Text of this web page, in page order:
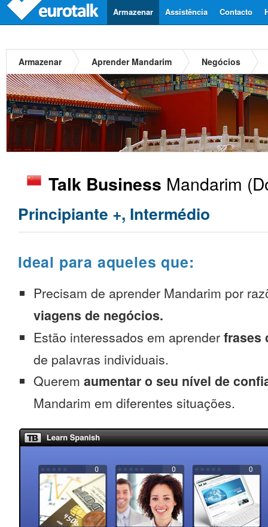
Contacto
Assistência
Armazenar
Armazenar Aprender Mandarim Negócios
Talk Business Mandarim
Principiante +, Intermédio
Ideal para aqueles que:
Precisam de aprender Mandarim por
viagens de negócios.
Estão interessados em aprender frases
de palavras individuais.
Querem aumentar o seu nível de
Mandarim em diferentes situações.